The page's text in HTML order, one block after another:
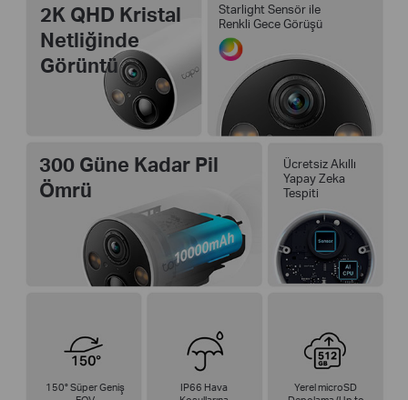
300 Güne Kadar Pil
Ömrü
Ücretsiz Akıllı
Yapay Zeka
Tespiti
2K QHD Kristal
Netliğinde
Görüntü
Starlight Sensör ile
Renkli Gece Görüşü
150° Süper Geniş
IP66 Hava
Yerel microSD